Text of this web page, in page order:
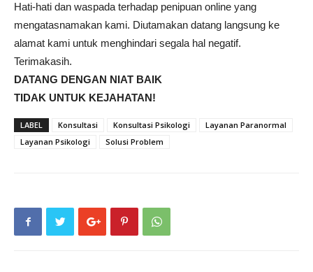
Hati-hati dan waspada terhadap penipuan online yang
mengatasnamakan kami. Diutamakan datang langsung ke
alamat kami untuk menghindari segala hal negatif.
Terimakasih.
DATANG DENGAN NIAT BAIK
TIDAK UNTUK KEJAHATAN!
LABEL Konsultasi Konsultasi Psikologi
Layanan Paranormal
Layanan Psikologi
Solusi Problem